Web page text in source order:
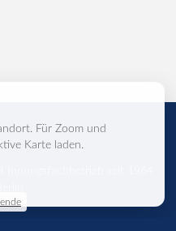
Für Zoom und
Karte laden.
Innungsfachbetrieb seit 1964